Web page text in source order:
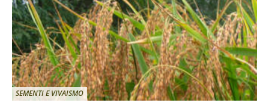
SEMENTI E VIVAISMO